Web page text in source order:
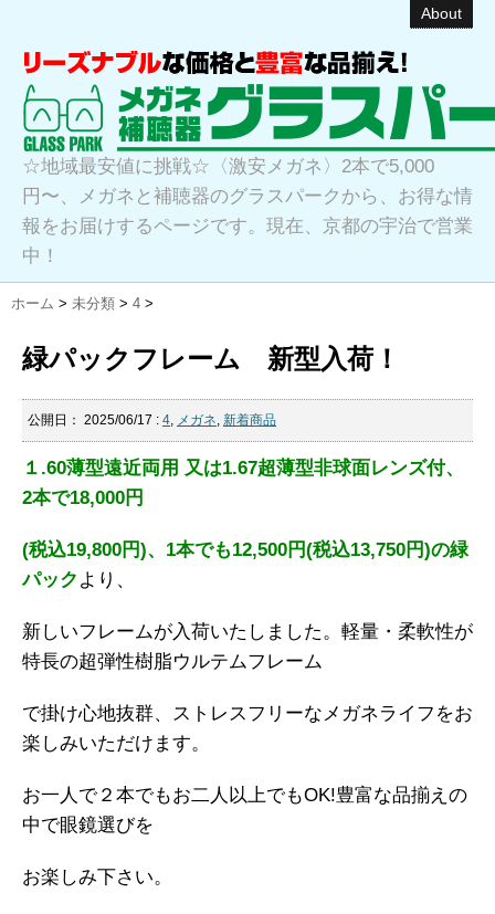
About
☆地域最安値に挑戦☆〈激安メガネ〉2本で5,000
円〜、メガネと補聴器のグラスパークから、お得な情
報をお届けするページです。現在、京都の宇治で営業
中！
ホーム > 未分類 > 4 >
緑パックフレーム 新型入荷！
公開日： 2025/06/17 : 4, メガネ, 新着商品
１.60薄型遠近両用 又は1.67超薄型非球面レンズ付、
2本で18,000円
(税込19,800円)、1本でも12,500円(税込13,750円)の緑
パック より、
新しいフレームが入荷いたしました。軽量・柔軟性が
特長の超弾性樹脂ウルテムフレーム
で掛け心地抜群、ストレスフリーなメガネライフをお
楽しみいただけます。
お一人で２本でもお二人以上でもOK!豊富な品揃えの
中で眼鏡選びを
お楽しみ下さい。